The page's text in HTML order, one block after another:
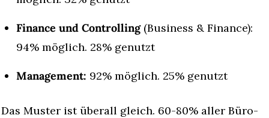
Finance und Controlling (Business & Finance):
94% möglich. 28% genutzt
Management: 92% möglich. 25% genutzt
Das Muster ist überall gleich. 60-80% aller Büro-